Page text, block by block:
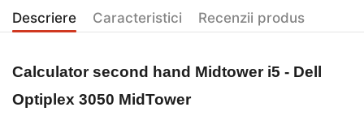
Descriere Caracteristici Recenzii produs
Calculator second hand Midtower i5 - Dell
Optiplex 3050 MidTower